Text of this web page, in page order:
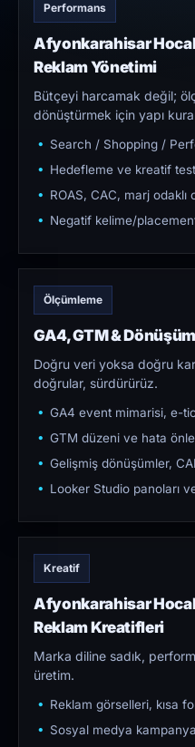
Performans
Afyonkarahisar
Reklam Yönetimi
Bütçeyi harcamak değil;
dönüştürmek için yapı
Search / Shopping /
Hedefleme ve kreatif
ROAS, CAC, marj odaklı
Negatif kelime/
Ölçümleme
GA4, GTM &
Doğru veri yoksa doğru
doğrular, sürdürürüz.
GA4 event mimarisi, e-
GTM düzeni ve hata
Gelişmiş dönüşümler,
Looker Studio panoları
Kreatif
Afyonkarahisar
Reklam Kreatifleri
Marka diline sadık,
üretim.
Reklam görselleri, kısa
Sosyal medya